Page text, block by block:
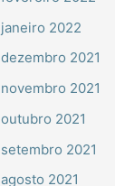
janeiro 2022
dezembro 2021
novembro 2021
outubro 2021
setembro 2021
agosto 2021